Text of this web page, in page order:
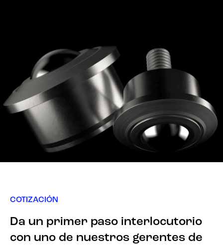
COTIZACIÓN
Da un primer paso interlocutorio
con uno de nuestros gerentes de